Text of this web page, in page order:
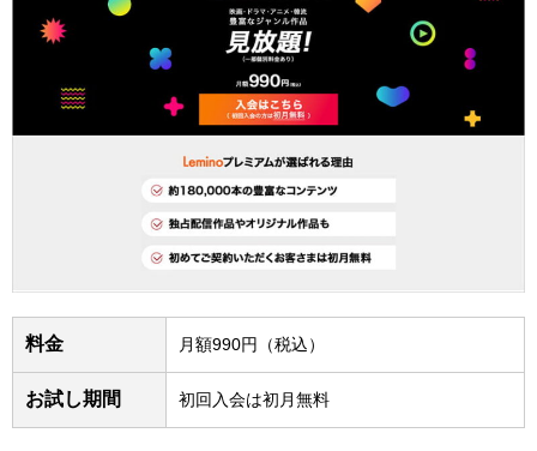
料金 月額990円（税込）
お試し期間 初回入会は初月無料